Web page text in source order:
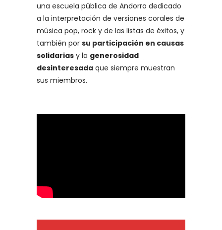
una escuela pública de Andorra dedicado
a la interpretación de versiones corales de
música pop, rock y de las listas de éxitos, y
también por su participación en causas
solidarias y la generosidad
desinteresada que siempre muestran
sus miembros.